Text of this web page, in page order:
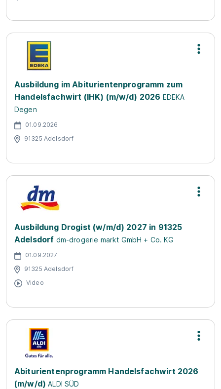
Ausbildung im Abiturientenprogramm zum
Handelsfachwirt (IHK) (m/w/d) 2026 EDEKA
Degen
01.09.2026
91325 Adelsdorf
Ausbildung Drogist (w/m/d) 2027 in 91325
Adelsdorf dm-drogerie markt GmbH + Co. KG
01.09.2027
91325 Adelsdorf
Video
Abiturientenprogramm Handelsfachwirt 2026
(m/w/d) ALDI SÜD